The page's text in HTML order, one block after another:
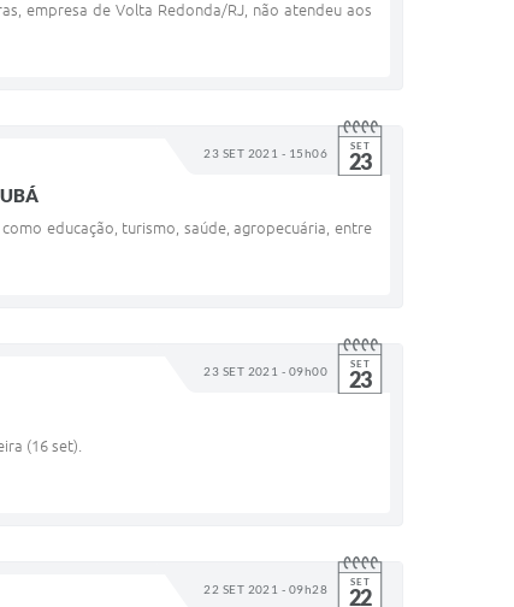
empresa de Volta Redonda/RJ, não atendeu aos
23 SET 2021 - 15h06 SET
23
educação, turismo, saúde, agropecuária, entre
23 SET 2021 - 09h00 SET
23
(16 set).
22 SET 2021 - 09h28 SET
22